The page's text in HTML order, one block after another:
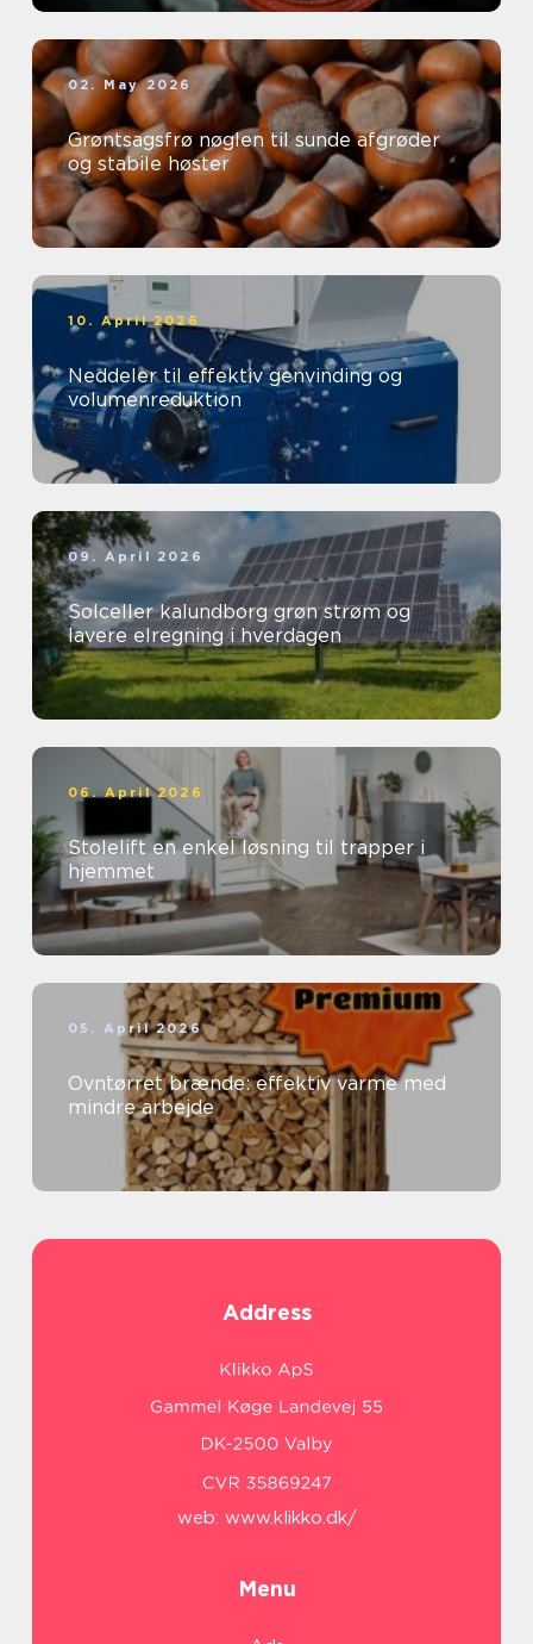
02. May 2026
Grøntsagsfrø nøglen til sunde afgrøder
og stabile høster
10. April 2026
Neddeler til effektiv genvinding og
volumenreduktion
09. April 2026
Solceller kalundborg grøn strøm og
lavere elregning i hverdagen
06. April 2026
Stolelift en enkel løsning til trapper i
hjemmet
05. April 2026
Ovntørret brænde: effektiv varme med
mindre arbejde
Address
web: www.klikko.dk/
Menu